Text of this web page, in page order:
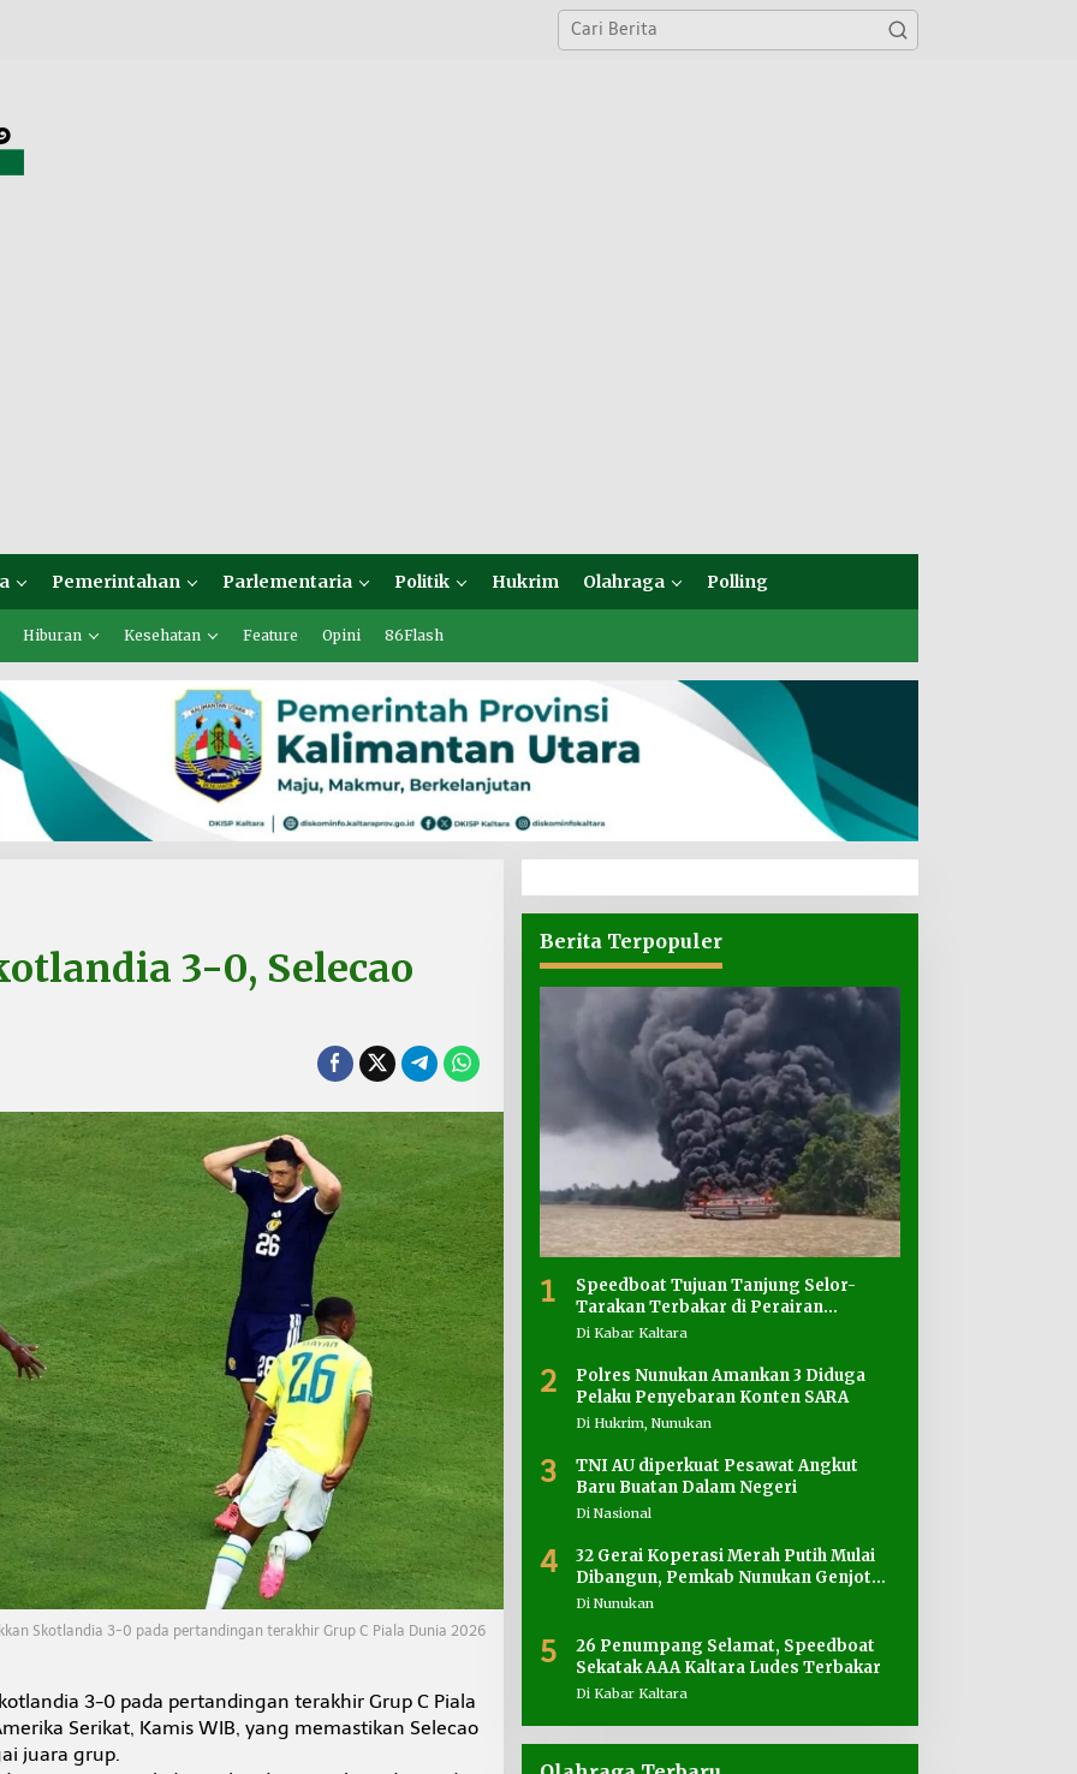
Pemerintahan Parlementaria Politik Hukrim Olahraga Polling
Hiburan Kesehatan Feature Opini 86Flash
3-0, Selecao
Skotlandia 3-0 pada pertandingan terakhir Grup C Piala Dunia 2026
3-0 pada pertandingan terakhir Grup C Piala
Serikat, Kamis WIB, yang memastikan Selecao
juara grup.
Berita Terpopuler
1
Speedboat Tujuan Tanjung Selor-
Tarakan Terbakar di Perairan
Salimbatu
Di Kabar Kaltara
2
Polres Nunukan Amankan 3 Diduga
Pelaku Penyebaran Konten SARA
Di Hukrim, Nunukan
3
TNI AU diperkuat Pesawat Angkut
Baru Buatan Dalam Negeri
Di Nasional
4
32 Gerai Koperasi Merah Putih Mulai
Dibangun, Pemkab Nunukan Genjot
Penyediaan Lahan
Di Nunukan
5
26 Penumpang Selamat, Speedboat
Sekatak AAA Kaltara Ludes Terbakar
Di Kabar Kaltara